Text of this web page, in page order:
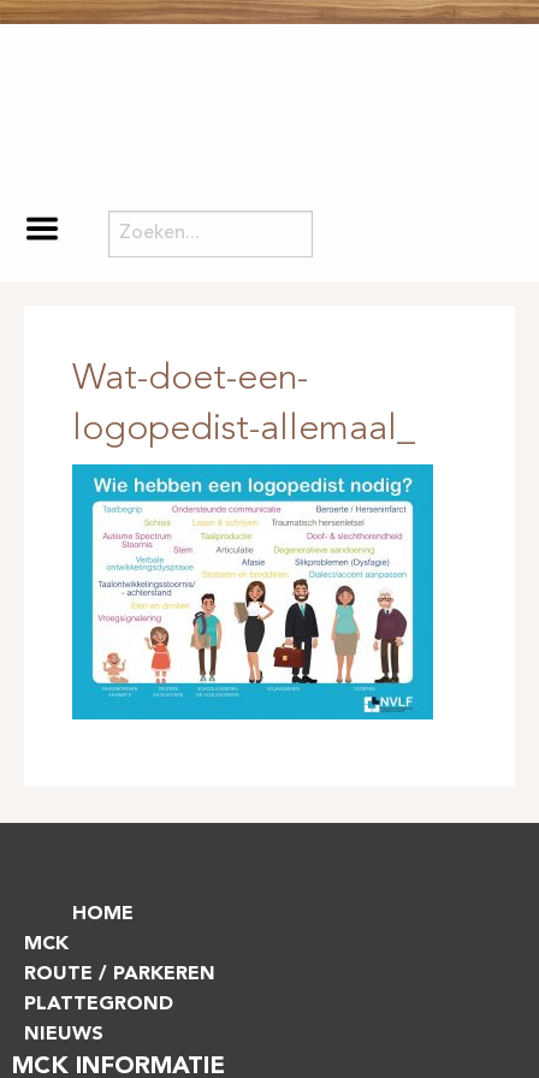
Wat-doet-een-
logopedist-allemaal_
HOME
MCK
ROUTE / PARKEREN
PLATTEGROND
NIEUWS
MCK INFORMATIE